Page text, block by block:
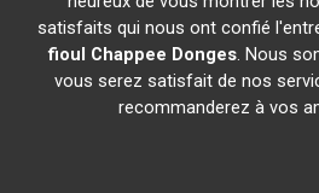
satisfaits qui nous ont confié
fioul Chappee Donges. Nous
vous serez satisfait de nos
recommanderez à vos